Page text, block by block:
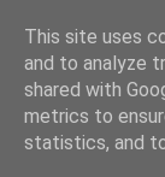
This site uses
and to analyze
shared with
metrics to
statistics, and